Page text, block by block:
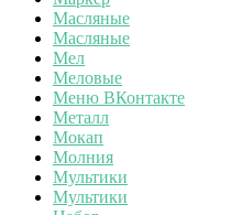
Масляные
Масляные
Мел
Меловые
Меню ВКонтакте
Металл
Мокап
Молния
Мультики
Мультики